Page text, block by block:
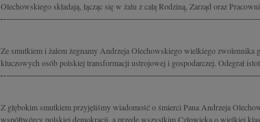
Olechowskiego składają, łącząc się w żalu z całą Rodziną, Zarząd oraz
Ze smutkiem i żalem żegnamy Andrzeja Olechowskiego wielkiego zwolennika
kluczowych osób polskiej transformacji ustrojowej i gospodarczej. Odegrał
Z głębokim smutkiem przyjęliśmy wiadomość o śmierci Pana Andrzeja
współtwórcy polskiej demokracji, a przede wszystkim Człowieka o wielkiej